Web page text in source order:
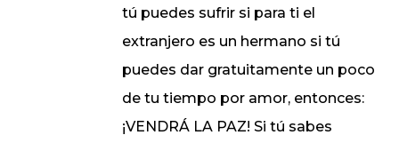
tú puedes sufrir si para ti el
extranjero es un hermano si tú
puedes dar gratuitamente un poco
de tu tiempo por amor, entonces:
¡VENDRÁ LA PAZ! Si tú sabes